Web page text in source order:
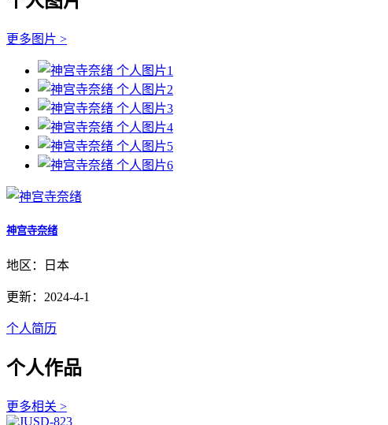
更多图片 >
神宫寺奈绪
地区：日本
更新：2024-4-1
个人简历
个人作品
更多相关 >